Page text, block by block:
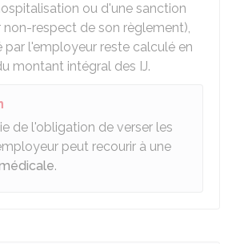
ou d'une sanction
non-respect de son règlement),
par l'employeur reste calculé en
montant intégral des IJ.
de l'obligation de verser les
peut recourir à une
.